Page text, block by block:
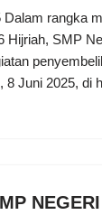
Dalam rangka
Hijriah, SMP
8 Juni 2025, di